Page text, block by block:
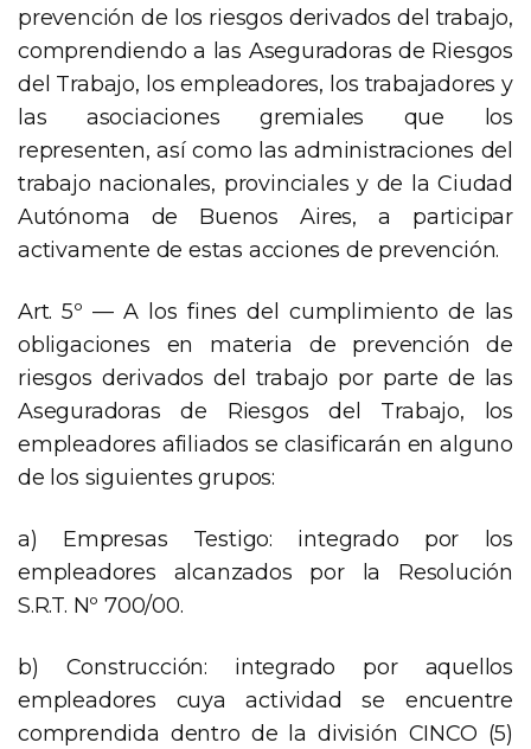
prevención de los riesgos derivados del trabajo,
comprendiendo a las Aseguradoras de Riesgos
del Trabajo, los empleadores, los trabajadores y
las asociaciones gremiales que los
representen, así como las administraciones del
trabajo nacionales, provinciales y de la Ciudad
Autónoma de Buenos Aires, a participar
activamente de estas acciones de prevención.
Art. 5º — A los fines del cumplimiento de las
obligaciones en materia de prevención de
riesgos derivados del trabajo por parte de las
Aseguradoras de Riesgos del Trabajo, los
empleadores afiliados se clasificarán en alguno
de los siguientes grupos:
a) Empresas Testigo: integrado por los
empleadores alcanzados por la Resolución
S.R.T. Nº 700/00.
b) Construcción: integrado por aquellos
empleadores cuya actividad se encuentre
comprendida dentro de la división CINCO (5)